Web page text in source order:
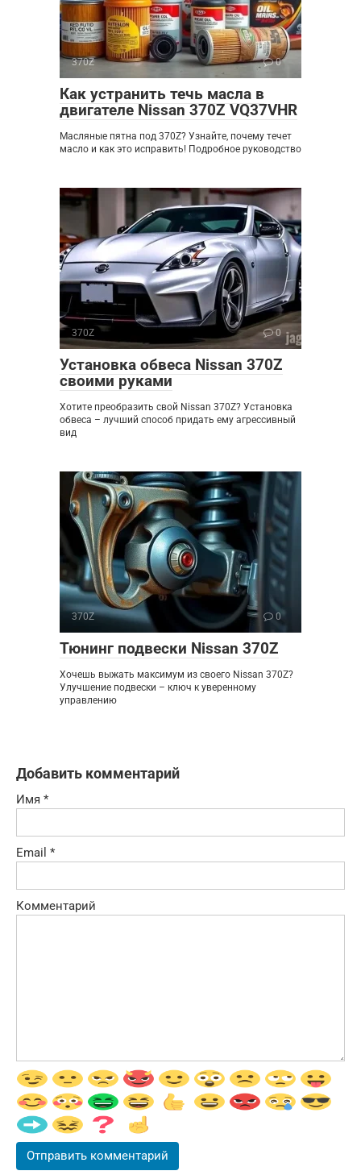
370Z 0
Как устранить течь масла в
двигателе Nissan 370Z VQ37VHR
Масляные пятна под 370Z? Узнайте, почему течет
масло и как это исправить! Подробное руководство
370Z 0
Установка обвеса Nissan 370Z
своими руками
Хотите преобразить свой Nissan 370Z? Установка
обвеса – лучший способ придать ему агрессивный
вид
370Z 0
Тюнинг подвески Nissan 370Z
Хочешь выжать максимум из своего Nissan 370Z?
Улучшение подвески – ключ к уверенному
управлению
Добавить комментарий
Имя *
Email *
Комментарий